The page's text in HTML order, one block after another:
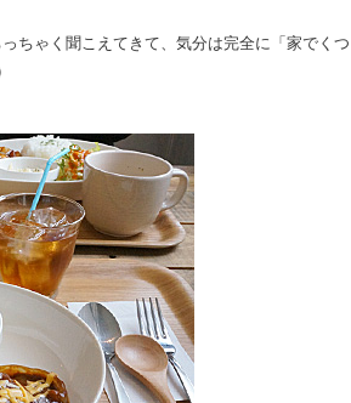
ちゃく聞こえてきて、気分は完全に「家でくつ